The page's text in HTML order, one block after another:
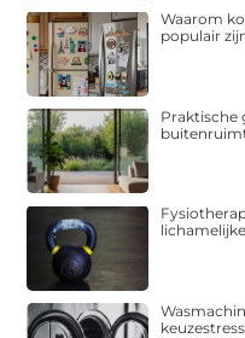
Waarom
populair
Praktische
keuzestress